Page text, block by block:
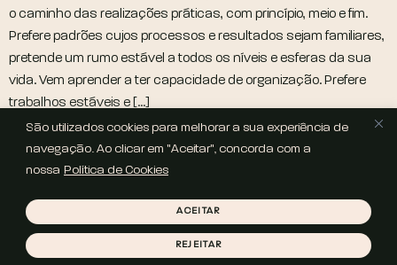
São utilizados cookies para melhorar a sua experiência de
navegação. Ao clicar em "Aceitar", concorda com a
nossa Política de Cookies
REJEITAR
ACEITAR
o caminho das realizações práticas, com princípio, meio e fim.
Prefere padrões cujos processos e resultados sejam familiares,
pretende um rumo estável a todos os níveis e esferas da sua
vida. Vem aprender a ter capacidade de organização. Prefere
trabalhos estáveis e […]
BRAND STUDIO
E CONDIÇÕES